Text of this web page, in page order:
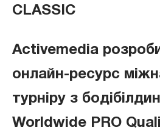
CLASSIC
Activemedia
онлайн-ресурс
турніру з
Worldwide PRO